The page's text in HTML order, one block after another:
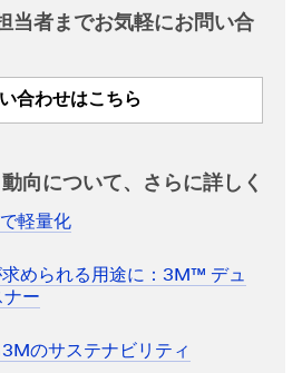
当者までお気軽にお問い合
合わせはこちら
向について、さらに詳しく
軽量化
められる用途に：3M™ デュ
ー
のサステナビリティ